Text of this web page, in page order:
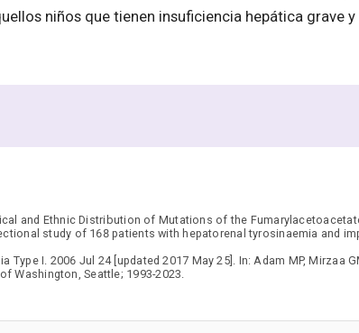
niños que tienen insuficiencia hepática grave
and Ethnic Distribution of Mutations of the
study of 168 patients with hepatorenal tyrosinaemia and
Type I. 2006 Jul 24 [updated 2017 May 25]. In: Adam MP, Mirzaa
Washington, Seattle; 1993-2023.